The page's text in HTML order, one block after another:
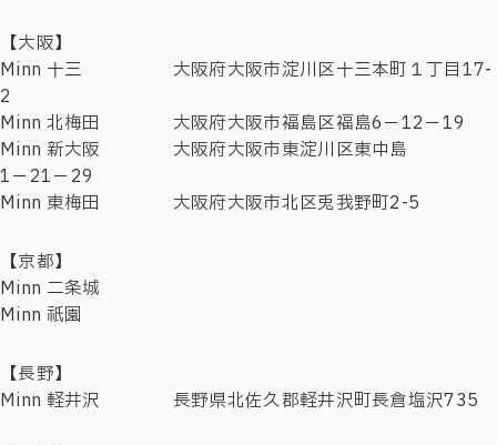
【大阪】
Minn 十三 大阪府大阪市淀川区十三本町１丁目17-
2
Minn 北梅田 大阪府大阪市福島区福島6−12−19
Minn 新大阪 大阪府大阪市東淀川区東中島
1−21−29
Minn 東梅田 大阪府大阪市北区兎我野町2-5
【京都】
Minn 二条城
Minn 祇園
【長野】
Minn 軽井沢 長野県北佐久郡軽井沢町長倉塩沢735